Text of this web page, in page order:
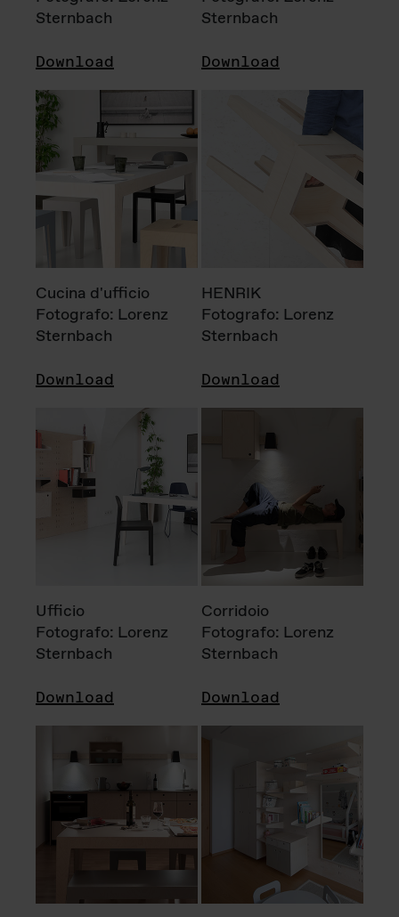
Sternbach
Download
Sternbach
Download
Cucina d'ufficio
Fotografo: Lorenz
Sternbach
Download
HENRIK
Fotografo: Lorenz
Sternbach
Download
Ufficio
Fotografo: Lorenz
Sternbach
Download
Corridoio
Fotografo: Lorenz
Sternbach
Download